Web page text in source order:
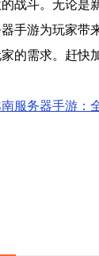
战斗。无论是
手游为玩家带
的需求。赶快
服务器手游：